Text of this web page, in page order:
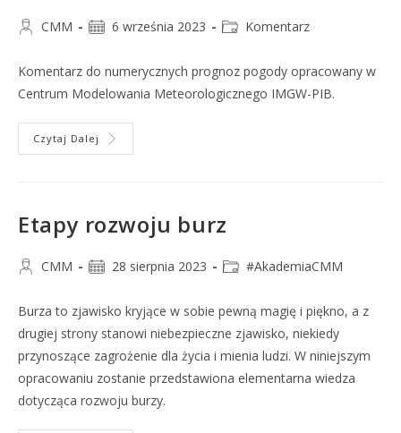
CMM 6 września 2023 Komentarz
Komentarz do numerycznych prognoz pogody opracowany w
Centrum Modelowania Meteorologicznego IMGW-PIB.
Czytaj Dalej
Etapy rozwoju burz
CMM 28 sierpnia 2023 #AkademiaCMM
Burza to zjawisko kryjące w sobie pewną magię i piękno, a z
drugiej strony stanowi niebezpieczne zjawisko, niekiedy
przynoszące zagrożenie dla życia i mienia ludzi. W niniejszym
opracowaniu zostanie przedstawiona elementarna wiedza
dotycząca rozwoju burzy.